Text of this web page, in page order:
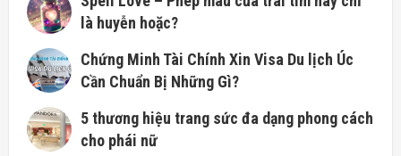
là huyễn hoặc?
Chứng Minh Tài Chính Xin Visa Du lịch Úc
Cần Chuẩn Bị Những Gì?
5 thương hiệu trang sức đa dạng phong cách
cho phái nữ